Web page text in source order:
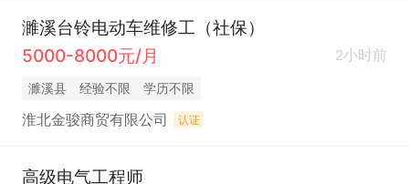
濉溪台铃电动车维修工（社保）
5000-8000元/月
2小时前
濉溪县 经验不限 学历不限
淮北金骏商贸有限公司 认证
高级电气工程师